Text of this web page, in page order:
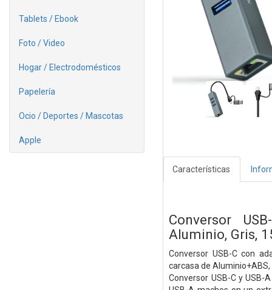
Tablets / Ebook
Foto / Video
Hogar / Electrodomésticos
Papelería
Ocio / Deportes / Mascotas
Apple
Características
Conversor
Aluminio, Gris,
Conversor USB-C con
carcasa de
Conversor USB-C y USB-